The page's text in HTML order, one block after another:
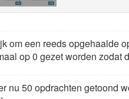
om een reeds opgehaalde
op 0 gezet worden zodat
nu 50 opdrachten getoond